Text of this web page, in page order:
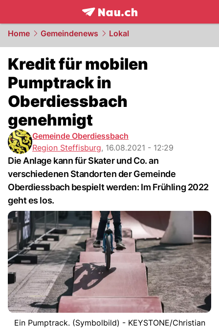
frontpage.NAU.ch
Home Gemeindenews Lokal
Kredit für mobilen
Pumptrack in
Oberdiessbach
genehmigt
Gemeinde Oberdiessbach
Region Steffisburg, 16.08.2021 - 12:29
Die Anlage kann für Skater und Co. an
verschiedenen Standorten der Gemeinde
Oberdiessbach bespielt werden: Im Frühling 2022
geht es los.
Ein Pumptrack. (Symbolbild) - KEYSTONE/Christian